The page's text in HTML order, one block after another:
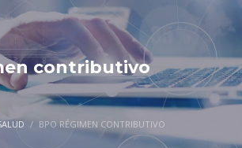
BPO RÉGIMEN CONTRIBUTIVO
contributivo